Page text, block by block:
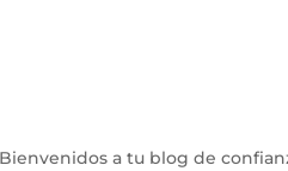
Bienvenidos a tu blog de